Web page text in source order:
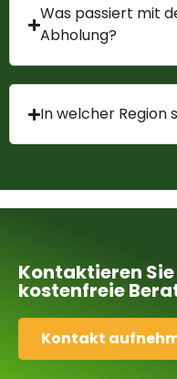
Was passiert mit
Abholung?
In welcher Region
Kontaktieren
kostenfreie
Kontakt